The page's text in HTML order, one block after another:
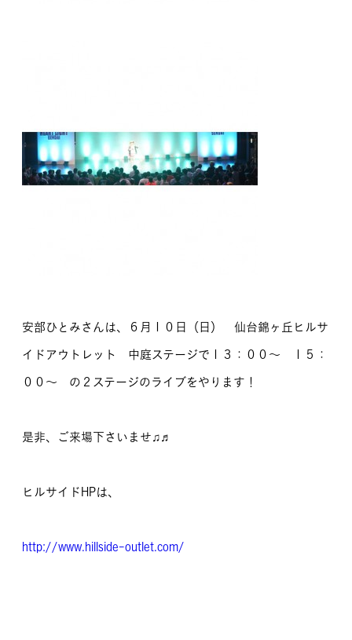
安部ひとみさんは、６月１０日（日） 仙台錦ヶ丘ヒルサ
イドアウトレット 中庭ステージで１３：００〜 １５：
００〜 の２ステージのライブをやります！
是非、ご来場下さいませ♫♬
ヒルサイドHPは、
http://www.hillside-outlet.com/